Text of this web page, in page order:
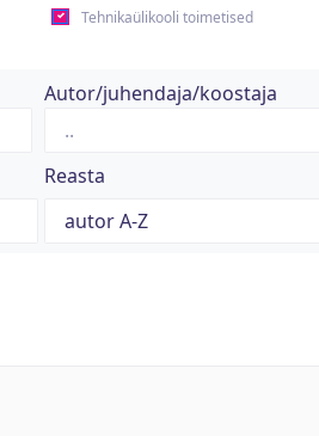
Tehnikaülikooli toimetised
Autor/juhendaja/koostaja
Reasta